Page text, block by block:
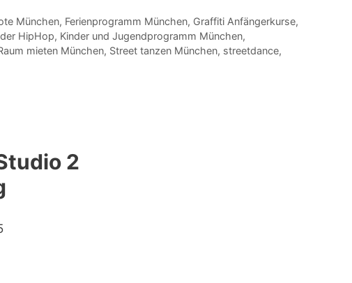
München, Ferienprogramm München, Graffiti Anfängerkurse,
HipHop, Kinder und Jugendprogramm München,
mieten München, Street tanzen München, streetdance,
2